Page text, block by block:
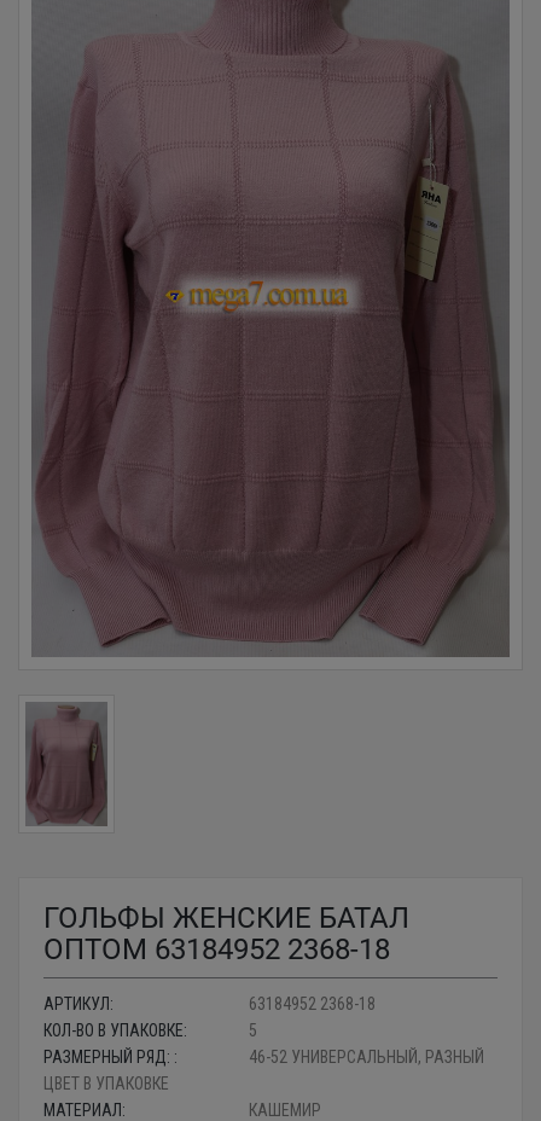
ГОЛЬФЫ ЖЕНСКИЕ БАТАЛ
ОПТОМ 63184952 2368-18
АРТИКУЛ:
63184952 2368-18
КОЛ-ВО В УПАКОВКЕ:
5
РАЗМЕРНЫЙ РЯД: :
46-52 УНИВЕРСАЛЬНЫЙ, РАЗНЫЙ
ЦВЕТ В УПАКОВКЕ
МАТЕРИАЛ:
КАШЕМИР